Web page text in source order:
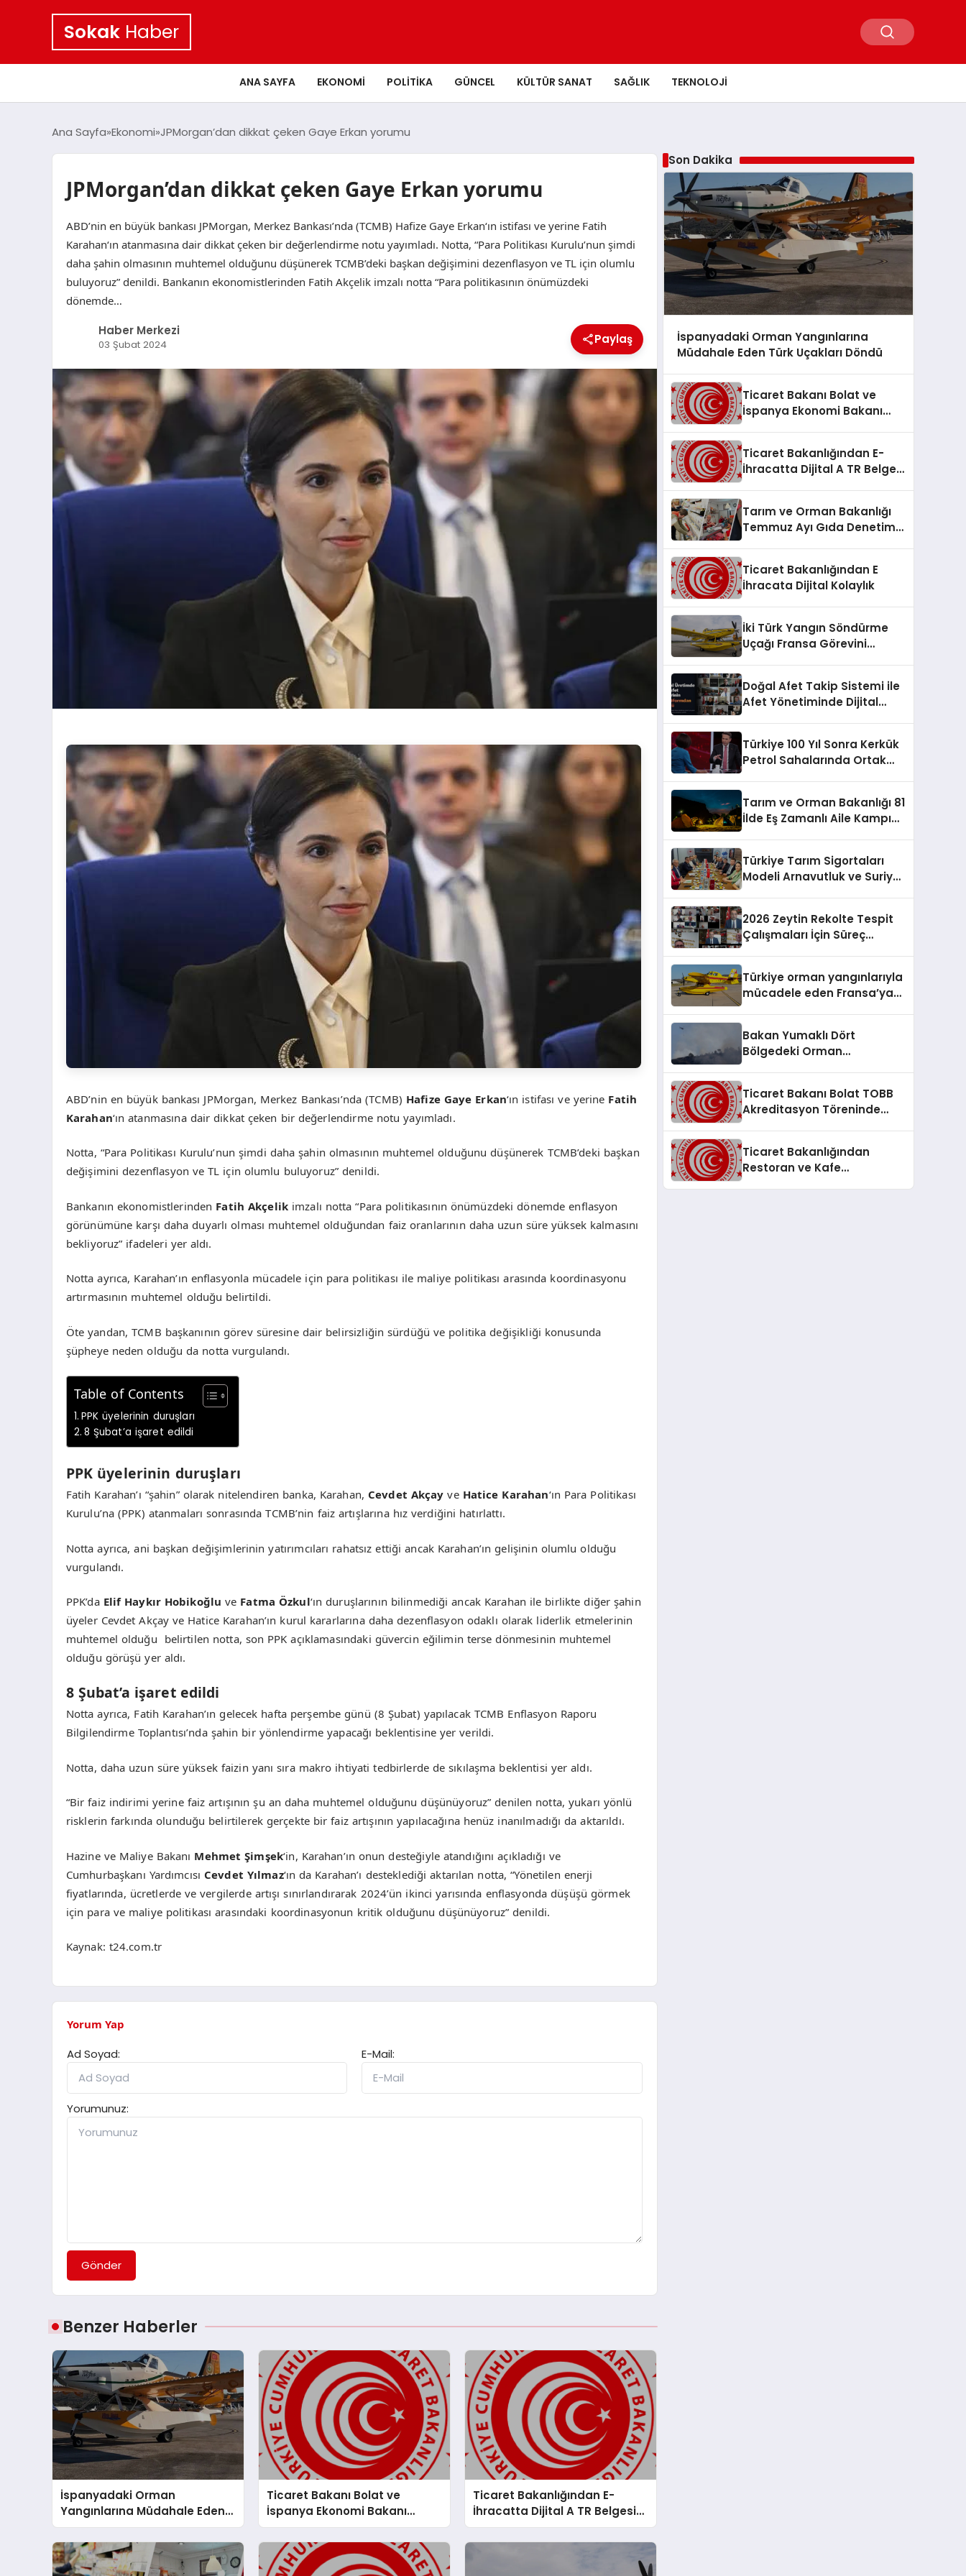
Sokak Haber
ANA SAYFA EKONOMI POLITIKA GÜNCEL KÜLTÜR SANAT SAĞLIK TEKNOLOJI
Ana Sayfa Ekonomi JPMorgan’dan dikkat çeken Gaye Erkan yorumu
JPMorgan’dan dikkat çeken Gaye Erkan yorumu
ABD’nin en büyük bankası JPMorgan, Merkez Bankası’nda (TCMB) Hafize Gaye Erkan‘ın istifası ve yerine Fatih
Karahan‘ın atanmasına dair dikkat çeken bir değerlendirme notu yayımladı. Notta, “Para Politikası Kurulu’nun şimdi
daha şahin olmasının muhtemel olduğunu düşünerek TCMB’deki başkan değişimini dezenflasyon ve TL için olumlu
buluyoruz” denildi. Bankanın ekonomistlerinden Fatih Akçelik imzalı notta “Para politikasının önümüzdeki
dönemde…
Haber Merkezi
03 Şubat 2024 Paylaş
ABD’nin en büyük bankası JPMorgan, Merkez Bankası’nda (TCMB) Hafize Gaye Erkan‘ın istifası ve yerine Fatih
Karahan‘ın atanmasına dair dikkat çeken bir değerlendirme notu yayımladı.
Notta, “Para Politikası Kurulu’nun şimdi daha şahin olmasının muhtemel olduğunu düşünerek TCMB’deki başkan
değişimini dezenflasyon ve TL için olumlu buluyoruz” denildi.
Bankanın ekonomistlerinden Fatih Akçelik imzalı notta “Para politikasının önümüzdeki dönemde enflasyon
görünümüne karşı daha duyarlı olması muhtemel olduğundan faiz oranlarının daha uzun süre yüksek kalmasını
bekliyoruz” ifadeleri yer aldı.
Notta ayrıca, Karahan’ın enflasyonla mücadele için para politikası ile maliye politikası arasında koordinasyonu
artırmasının muhtemel olduğu belirtildi.
Öte yandan, TCMB başkanının görev süresine dair belirsizliğin sürdüğü ve politika değişikliği konusunda
şüpheye neden olduğu da notta vurgulandı.
Table of Contents
PPK üyelerinin duruşları
8 Şubat’a işaret edildi
PPK üyelerinin duruşları
Fatih Karahan’ı “şahin” olarak nitelendiren banka, Karahan, Cevdet Akçay ve Hatice Karahan‘ın Para Politikası
Kurulu’na (PPK) atanmaları sonrasında TCMB’nin faiz artışlarına hız verdiğini hatırlattı.
Notta ayrıca, ani başkan değişimlerinin yatırımcıları rahatsız ettiği ancak Karahan’ın gelişinin olumlu olduğu
vurgulandı.
PPK’da Elif Haykır Hobikoğlu ve Fatma Özkul‘ın duruşlarının bilinmediği ancak Karahan ile birlikte diğer şahin
üyeler Cevdet Akçay ve Hatice Karahan’ın kurul kararlarına daha dezenflasyon odaklı olarak liderlik etmelerinin
muhtemel olduğu belirtilen notta, son PPK açıklamasındaki güvercin eğilimin terse dönmesinin muhtemel
olduğu görüşü yer aldı.
8 Şubat’a işaret edildi
Notta ayrıca, Fatih Karahan’ın gelecek hafta perşembe günü (8 Şubat) yapılacak TCMB Enflasyon Raporu
Bilgilendirme Toplantısı’nda şahin bir yönlendirme yapacağı beklentisine yer verildi.
Notta, daha uzun süre yüksek faizin yanı sıra makro ihtiyati tedbirlerde de sıkılaşma beklentisi yer aldı.
“Bir faiz indirimi yerine faiz artışının şu an daha muhtemel olduğunu düşünüyoruz” denilen notta, yukarı yönlü
risklerin farkında olunduğu belirtilerek gerçekte bir faiz artışının yapılacağına henüz inanılmadığı da aktarıldı.
Hazine ve Maliye Bakanı Mehmet Şimşek‘in, Karahan’ın onun desteğiyle atandığını açıkladığı ve
Cumhurbaşkanı Yardımcısı Cevdet Yılmaz‘ın da Karahan’ı desteklediği aktarılan notta, “Yönetilen enerji
fiyatlarında, ücretlerde ve vergilerde artışı sınırlandırarak 2024’ün ikinci yarısında enflasyonda düşüşü görmek
için para ve maliye politikası arasındaki koordinasyonun kritik olduğunu düşünüyoruz” denildi.
Kaynak: t24.com.tr
Yorum Yap
Ad Soyad: E-Mail:
Yorumunuz:
Gönder
Benzer Haberler
İspanyadaki Orman
Yangınlarına Müdahale Eden
Türk Uçakları Döndü
Ticaret Bakanı Bolat ve
İspanya Ekonomi Bakanı
Cuerpo Madrid’de Buluştu
Ticaret Bakanlığından E-
İhracatta Dijital A TR Belgesi
Dönemi
Son Dakika
İspanyadaki Orman Yangınlarına
Müdahale Eden Türk Uçakları Döndü
Ticaret Bakanı Bolat ve
İspanya Ekonomi Bakanı
Ticaret Bakanlığından E-
İhracatta Dijital A TR Belgesi
Tarım ve Orman Bakanlığı
Temmuz Ayı Gıda Denetim
Ticaret Bakanlığından E
İhracata Dijital Kolaylık
İki Türk Yangın Söndürme
Uçağı Fransa Görevini
Doğal Afet Takip Sistemi ile
Afet Yönetiminde Dijital
Türkiye 100 Yıl Sonra Kerkük
Petrol Sahalarında Ortak
Tarım ve Orman Bakanlığı 81
İlde Eş Zamanlı Aile Kampı
Türkiye Tarım Sigortaları
Modeli Arnavutluk ve Suriye
2026 Zeytin Rekolte Tespit
Çalışmaları İçin Süreç
Türkiye orman yangınlarıyla
mücadele eden Fransa’ya
Bakan Yumaklı Dört
Bölgedeki Orman
Ticaret Bakanı Bolat TOBB
Akreditasyon Töreninde
Ticaret Bakanlığından
Restoran ve Kafe